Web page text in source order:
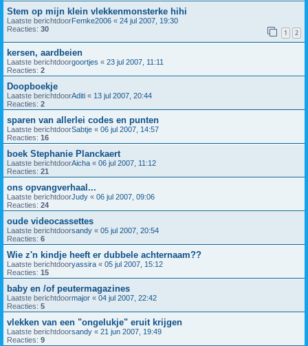
Stem op mijn klein vlekkenmonsterke hihi
Laatste berichtdoorFemke2006 « 24 jul 2007, 19:30
Reacties: 30 1 2
kersen, aardbeien
Laatste berichtdoorgoortjes « 23 jul 2007, 11:11
Reacties: 2
Doopboekje
Laatste berichtdoorAditi « 13 jul 2007, 20:44
Reacties: 2
sparen van allerlei codes en punten
Laatste berichtdoorSabtje « 06 jul 2007, 14:57
Reacties: 16
boek Stephanie Planckaert
Laatste berichtdoorAicha « 06 jul 2007, 11:12
Reacties: 21
ons opvangverhaal...
Laatste berichtdoorJudy « 06 jul 2007, 09:06
Reacties: 24
oude videocassettes
Laatste berichtdoorsandy « 05 jul 2007, 20:54
Reacties: 6
Wie z'n kindje heeft er dubbele achternaam??
Laatste berichtdooryassira « 05 jul 2007, 15:12
Reacties: 15
baby en /of peutermagazines
Laatste berichtdoormajor « 04 jul 2007, 22:42
Reacties: 5
vlekken van een "ongelukje" eruit krijgen
Laatste berichtdoorsandy « 21 jun 2007, 19:49
Reacties: 9